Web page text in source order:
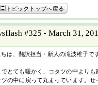
トピックトップへ戻る
#325 - March 31,
は、翻訳担当・新人の滝波稚子です
とても暖かく、コタツの中より
の中に戻って丸まっています。